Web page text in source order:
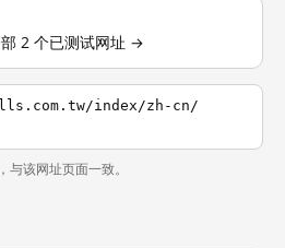
2 个已测试网址 →
index/zh-cn/
该网址页面一致。